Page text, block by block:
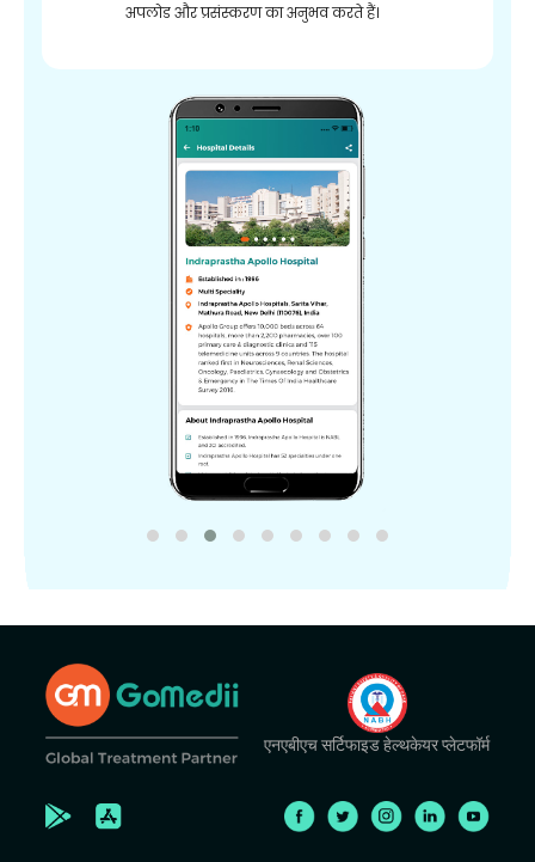
अपलोड और प्रसंस्करण का अनुभव करते हैं।
एनएबीएच सर्टिफाइड हेल्थकेयर प्लेटफॉर्म